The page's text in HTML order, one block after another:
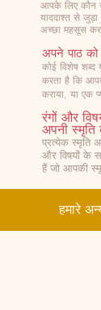
आपके लिए कौन
याददाश्त से
अच्छा महसूस
अपने पाठ
कोई विशेष शब्द
करता है कि
कराया, या एक
रंगों और
अपनी स्मृति
प्रत्येक स्मृति
और विषयों के
हैं जो आपकी
हमारे